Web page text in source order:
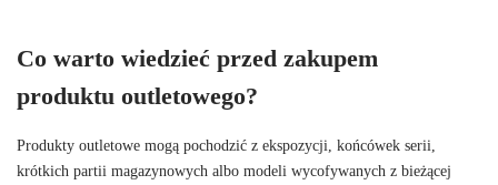
Co warto wiedzieć przed zakupem
produktu outletowego?
Produkty outletowe mogą pochodzić z ekspozycji, końcówek serii,
krótkich partii magazynowych albo modeli wycofywanych z bieżącej